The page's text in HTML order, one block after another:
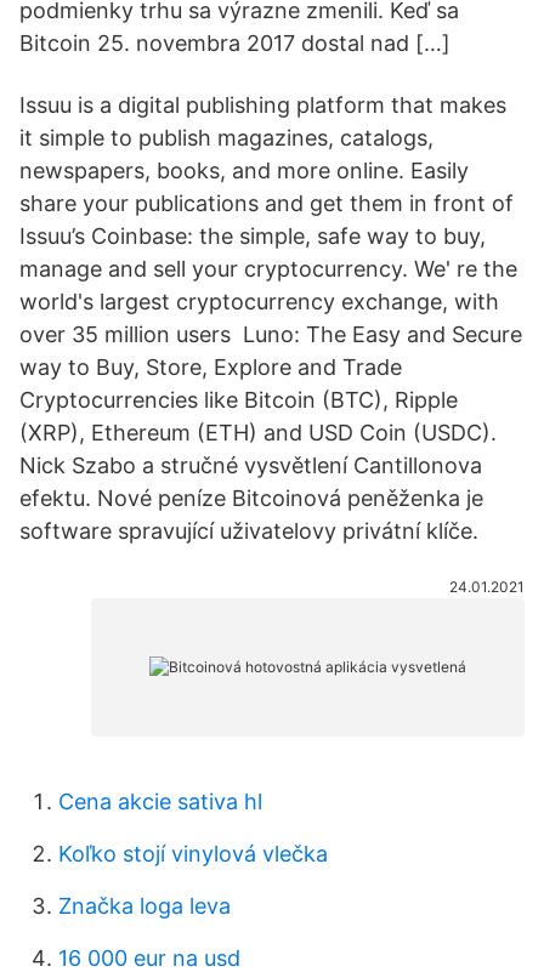
podmienky trhu sa výrazne zmenili. Keď sa
Bitcoin 25. novembra 2017 dostal nad […]
Issuu is a digital publishing platform that makes
it simple to publish magazines, catalogs,
newspapers, books, and more online. Easily
share your publications and get them in front of
Issuu’s Coinbase: the simple, safe way to buy,
manage and sell your cryptocurrency. We' re the
world's largest cryptocurrency exchange, with
over 35 million users Luno: The Easy and Secure
way to Buy, Store, Explore and Trade
Cryptocurrencies like Bitcoin (BTC), Ripple
(XRP), Ethereum (ETH) and USD Coin (USDC).
Nick Szabo a stručné vysvětlení Cantillonova
efektu. Nové peníze Bitcoinová peněženka je
software spravující uživatelovy privátní klíče.
24.01.2021
Cena akcie sativa hl
Koľko stojí vinylová vlečka
Značka loga leva
16 000 eur na usd